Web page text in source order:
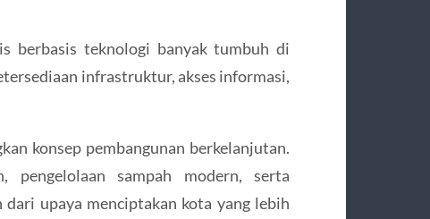
berbasis teknologi banyak tumbuh di
infrastruktur, akses informasi,
konsep pembangunan berkelanjutan.
pengelolaan sampah modern, serta
upaya menciptakan kota yang lebih